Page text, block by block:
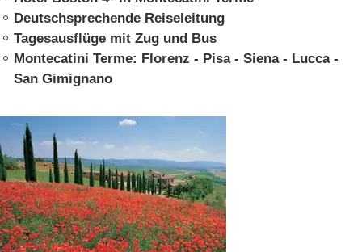
Polen
Spanien
FLUSSREISEN
SEEREISEN
SERVICE
Deutschsprechende Reiseleitung
Tagesausflüge mit Zug und Bus
Montecatini Terme: Florenz - Pisa - Siena - Lucca -
San Gimignano